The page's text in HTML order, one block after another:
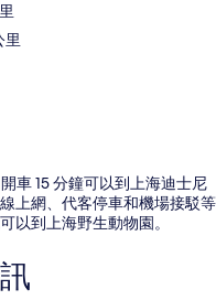
里
車 15 分鐘可以到上海迪士尼
上網、代客停車和機場接駁等
以到上海野生動物園。